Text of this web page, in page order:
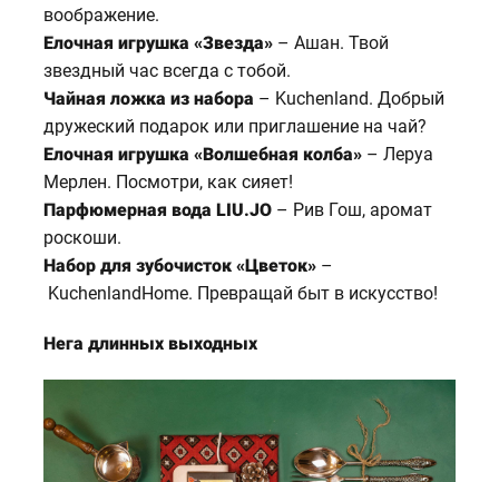
воображение.
Елочная игрушка «Звезда» – Ашан. Твой
звездный час всегда с тобой.
Чайная ложка из набора – Kuchenland. Добрый
дружеский подарок или приглашение на чай?
Елочная игрушка «Волшебная колба»– Леруа
Мерлен. Посмотри, как сияет!
Парфюмерная вода LIU.JO– Рив Гош, аромат
роскоши.
Набор для зубочисток «Цветок»–
KuchenlandHome. Превращай быт в искусство!
Нега длинных выходных